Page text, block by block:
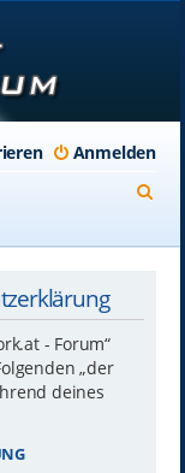
Anmelden
- Forum“
„der
deines